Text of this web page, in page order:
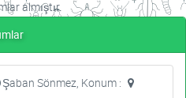
almıştır.
Şaban Sönmez, Konum :